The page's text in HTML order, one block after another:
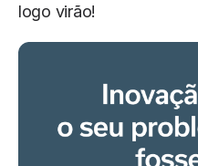
logo virão!